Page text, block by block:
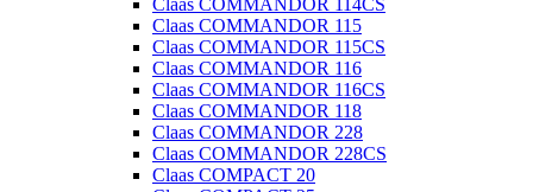
Claas COMMANDOR 114CS
Claas COMMANDOR 115
Claas COMMANDOR 115CS
Claas COMMANDOR 116
Claas COMMANDOR 116CS
Claas COMMANDOR 118
Claas COMMANDOR 228
Claas COMMANDOR 228CS
Claas COMPACT 20